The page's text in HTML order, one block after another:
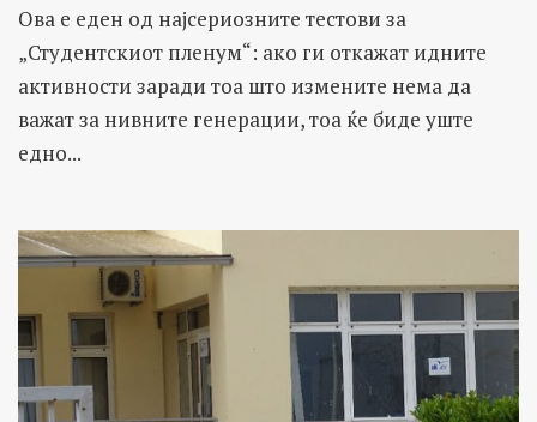
Ова е еден од најсериозните тестови за
„Студентскиот пленум“: ако ги откажат идните
активности заради тоа што измените нема да
важат за нивните генерации, тоа ќе биде уште
едно...